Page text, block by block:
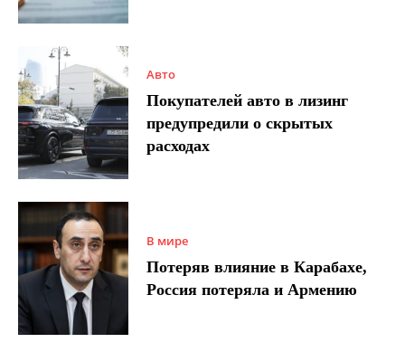
Авто
Покупателей авто в лизинг
предупредили о скрытых
расходах
В мире
Потеряв влияние в Карабахе,
Россия потеряла и Армению